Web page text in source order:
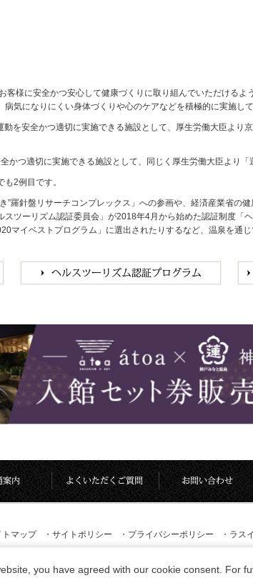
様に安全かつ安心して健康づくりに取り組んでいただけるよ
気になりにくい身体づくりや心のケアなどを積極的に実施して
を安全かつ適切に実施できる施設として、厚生労働大臣より
かつ適切に実施できる施設として、同じく厚生労働大臣より「
2例目です。
”羅針盤リサーチコンプレックス」への参画や、経済産業省の
ツーリズム認証委員会」が2018年4月から始めた認証制度「
マイベストプログラム」に選出されたりするなど、温泉を通
トマップ ・ サイトポリシー ・ プライバシーポリシー ・ ラス
you have agreed with our cookie consent. For